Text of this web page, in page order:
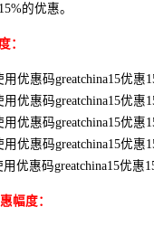
的优惠。
：
优惠码greatchina15优
优惠码greatchina15优惠
优惠码greatchina15优惠
优惠码greatchina15优惠
优惠码greatchina15优惠
幅度：